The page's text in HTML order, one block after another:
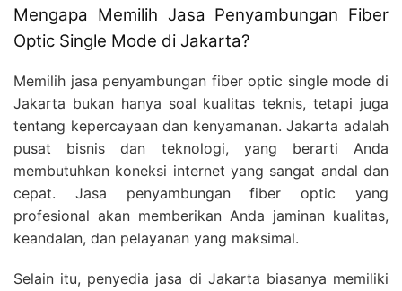
Mengapa Memilih Jasa Penyambungan Fiber
Optic Single Mode di Jakarta?
Memilih jasa penyambungan fiber optic single mode di
Jakarta bukan hanya soal kualitas teknis, tetapi juga
tentang kepercayaan dan kenyamanan. Jakarta adalah
pusat bisnis dan teknologi, yang berarti Anda
membutuhkan koneksi internet yang sangat andal dan
cepat. Jasa penyambungan fiber optic yang
profesional akan memberikan Anda jaminan kualitas,
keandalan, dan pelayanan yang maksimal.
Selain itu, penyedia jasa di Jakarta biasanya memiliki